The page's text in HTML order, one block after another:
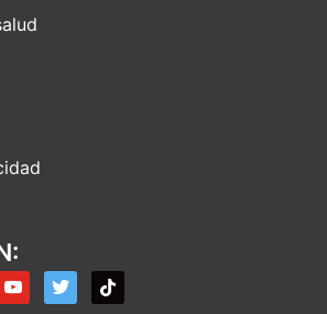
youtubetwitter tiktok